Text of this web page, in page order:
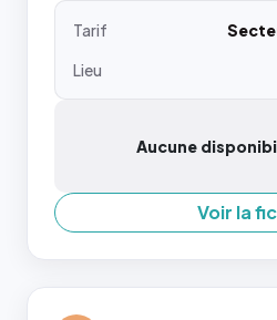
Tarif
Lieu
Aucune
Voir la